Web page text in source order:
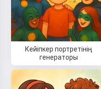
Кейіпкер портретінің
генераторы